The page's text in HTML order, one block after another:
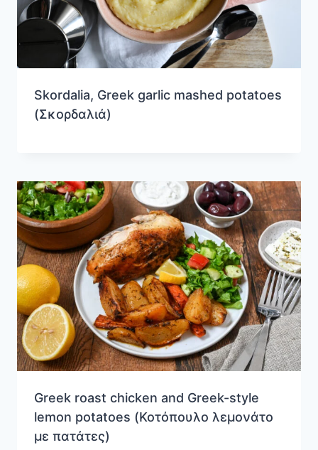
Skordalia, Greek garlic mashed potatoes
(Σκορδαλιά)
Greek roast chicken and Greek-style
lemon potatoes (Κοτόπουλο λεμονάτο
με πατάτες)